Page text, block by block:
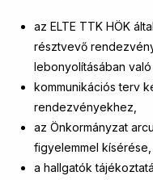
az ELTE TTK HÖK
résztvevő
lebonyolításában
kommunikációs terv
rendezvényekhez,
az Önkormányzat
figyelemmel kísérése,
a hallgatók